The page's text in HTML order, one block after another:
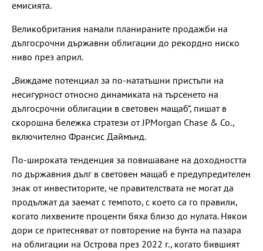
емисията.
Великобритания намали планираните продажби на
дългосрочни държавни облигации до рекордно ниско
ниво през април.
„Виждаме потенциал за по-нататъшни пристъпи на
несигурност относно динамиката на търсенето на
дългосрочни облигации в световен мащаб“, пишат в
скорошна бележка стратези от JPMorgan Chase & Co.,
включително Франсис Даймънд.
По-широката тенденция за повишаване на доходността
по държавния дълг в световен мащаб е предупредителен
знак от инвеститорите, че правителствата не могат да
продължат да заемат с темпото, с което са го правили,
когато лихвените проценти бяха близо до нулата. Някои
дори се притесняват от повторение на бунта на пазара
на облигации на Острова през 2022 г., когато бившият